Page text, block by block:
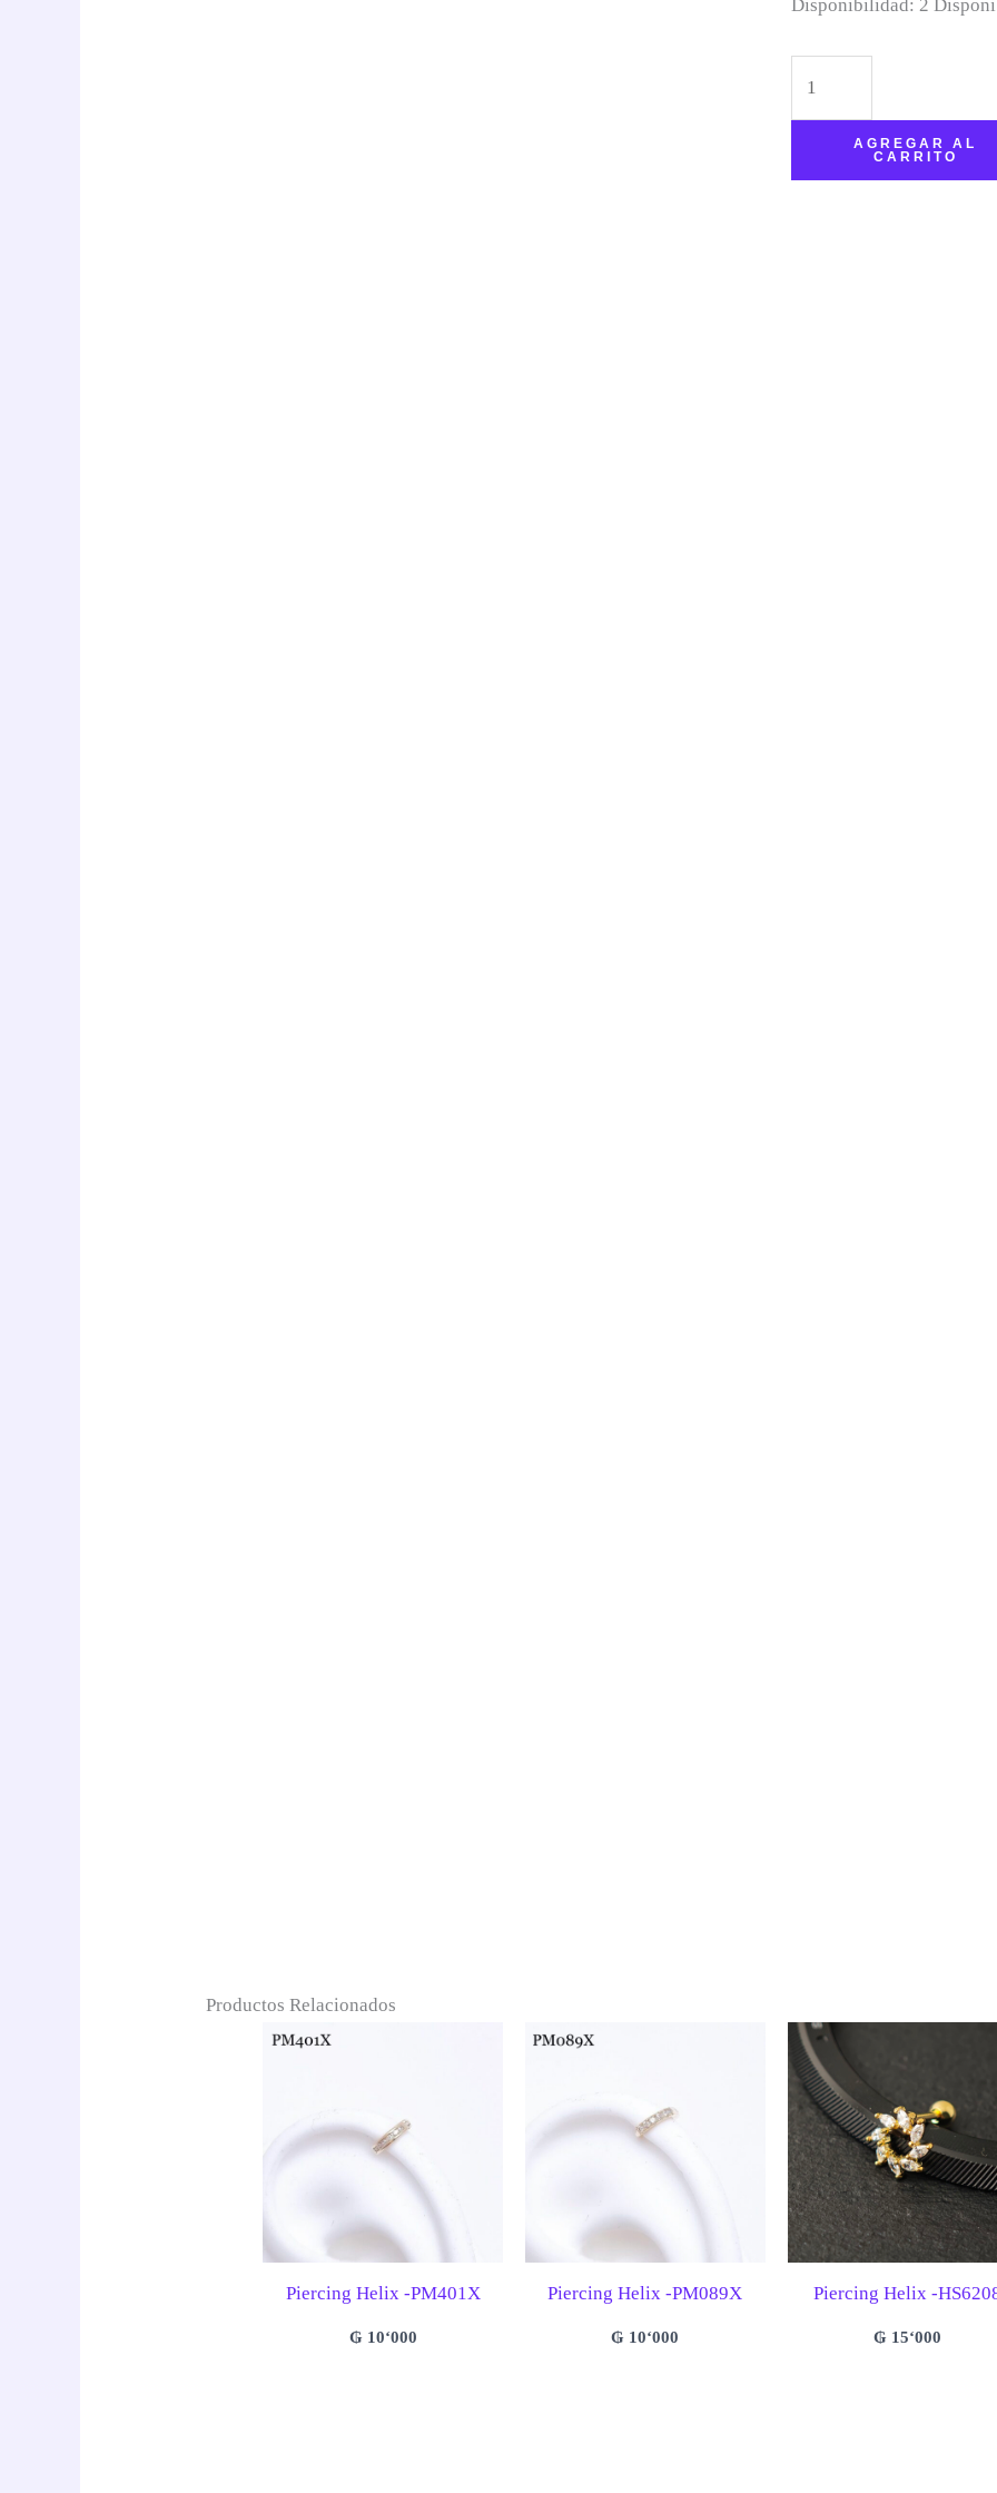
Disponibilidad: 2
AGREGAR AL
CARRITO
Productos Relacionados
Piercing Helix -PM401X
₲10‘000
Piercing Helix -PM089X
₲ 10‘000
Piercing Helix -
₲15‘000